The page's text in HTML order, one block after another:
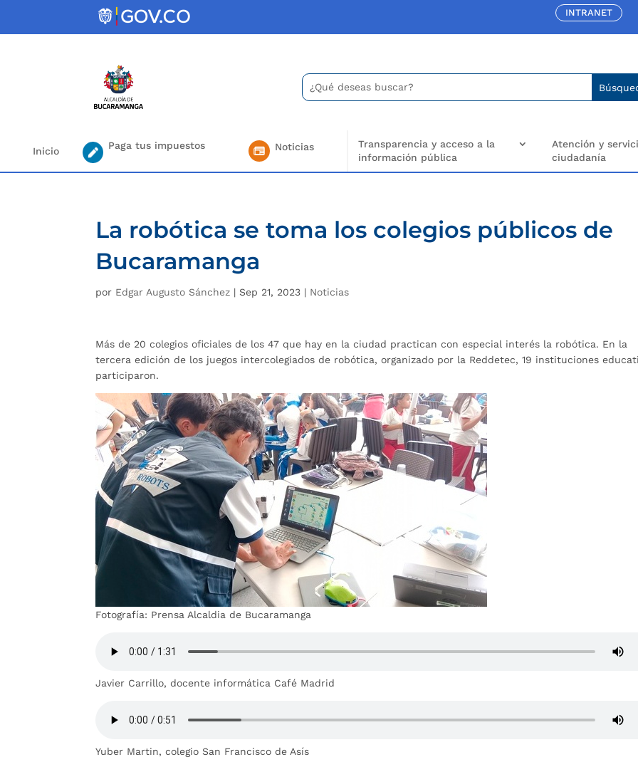
INTRANET
Buscar:
Search
for...
Inicio Paga tus impuestos Noticias
Transparencia y acceso a la
información pública
Atención y
ciudadanía
La robótica se toma los colegios públicos de
Bucaramanga
por Edgar Augusto Sánchez | Sep 21, 2023 | Noticias
Más de 20 colegios oficiales de los 47 que hay en la ciudad practican con especial interés la robótica. En la
tercera edición de los juegos intercolegiados de robótica, organizado por la Reddetec, 19 instituciones
participaron.
Fotografía: Prensa Alcaldia de Bucaramanga
Javier Carrillo, docente informática Café Madrid
Yuber Martin, colegio San Francisco de Asís